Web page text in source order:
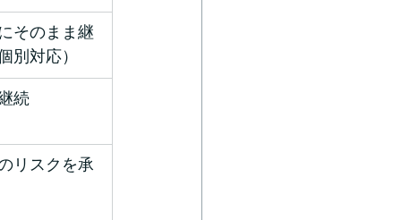
そのまま継
別対応）
続
リスクを承